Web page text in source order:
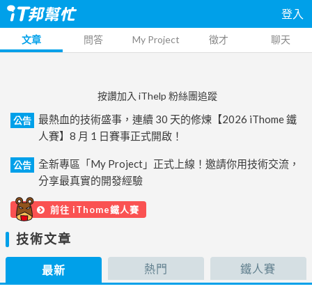
登入
文章 問答 My Project 徵才 聊天
按讚加入 iThelp 粉絲團追蹤
公告
最熱血的技術盛事，連續 30 天的修煉【2026 iThome 鐵
人賽】8 月 1 日賽事正式開啟！
公告
全新專區「My Project」正式上線！邀請你用技術交流，
分享最真實的開發經驗
前往 iThome鐵人賽
技術文章
最新 熱門 鐵人賽